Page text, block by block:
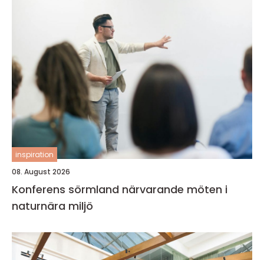
inspiration
08. August 2026
Konferens sörmland närvarande möten i
naturnära miljö